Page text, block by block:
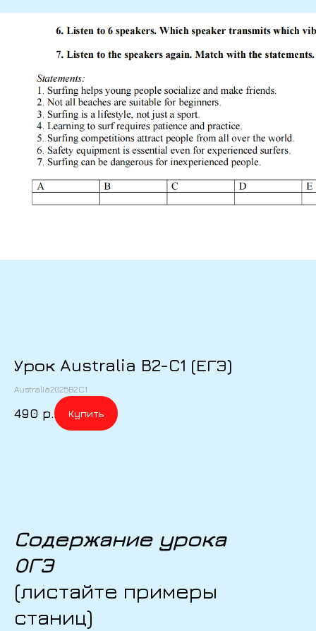
Урок Australia B2-C1 (ЕГЭ)
Australia2025B2C1
490 р. Купить
Содержание урока
ОГЭ
(листайте примеры
станиц)